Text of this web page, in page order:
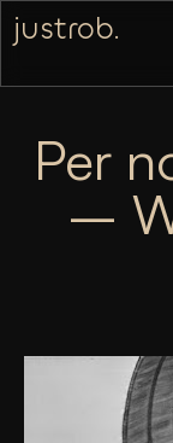
justrob.
Per
–